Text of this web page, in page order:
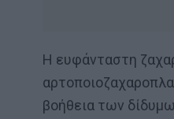
Η ευφάνταστη
βοήθεια των